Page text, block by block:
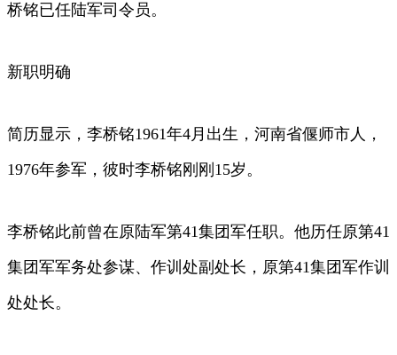
桥铭已任陆军司令员。
新职明确
简历显示，李桥铭1961年4月出生，河南省偃师市人，
1976年参军，彼时李桥铭刚刚15岁。
李桥铭此前曾在原陆军第41集团军任职。他历任原第41
集团军军务处参谋、作训处副处长，原第41集团军作训
处处长。